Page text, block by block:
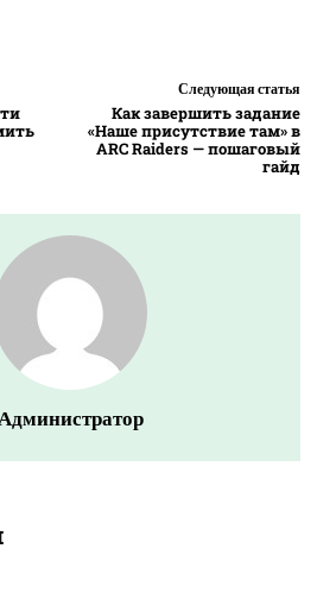
Следующая статья
Как завершить задание
«Наше присутствие там» в
ARC Raiders — пошаговый
гайд
Администратор